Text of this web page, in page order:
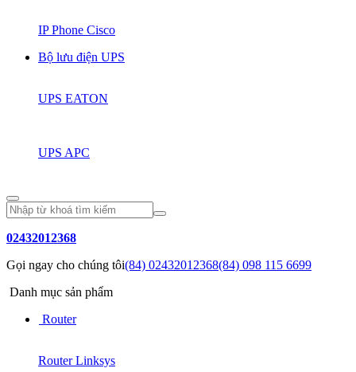
IP Phone Cisco
Bộ lưu điện UPS
UPS EATON
UPS APC
02432012368
Gọi ngay cho chúng tôi(84) 02432012368(84) 098 115 6699
Danh mục sản phẩm
Router
Router Linksys